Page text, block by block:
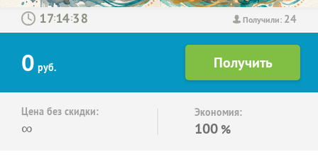
Получили: 24
: :
0 руб.
Цена без скидки:
∞
Экономия:
100 %